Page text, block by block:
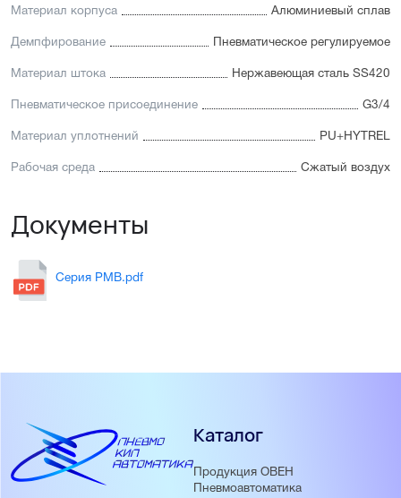
Материал корпуса Алюминиевый сплав
Демпфирование Пневматическое регулируемое
Материал штока Нержавеющая сталь SS420
Пневматическое присоединение G3/4
Материал уплотнений PU+HYTREL
Рабочая среда Сжатый воздух
Документы
Серия PMB.pdf
Каталог
Продукция ОВЕН
Пневмоавтоматика